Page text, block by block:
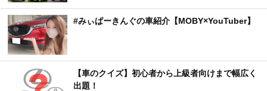
#みぃぱーきんぐの車紹介【MOBY×YouTuber】
【車のクイズ】初心者から上級者向けまで幅広く
出題！